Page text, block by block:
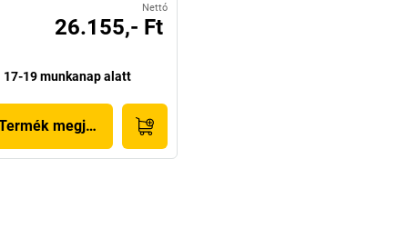
Nettó
26.155,- Ft
17-19 munkanap alatt
megjelenítése